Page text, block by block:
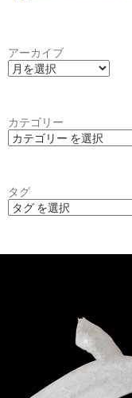
アーカイブ
カテゴリー
タグ